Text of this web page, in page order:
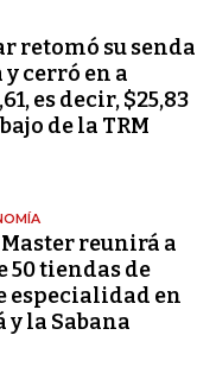
retomó su senda
cerró en a
es decir, $25,83
de la TRM
Master reunirá a
50 tiendas de
especialidad en
y la Sabana